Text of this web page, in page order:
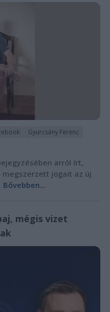
Gyurcsány Ferenc
arról írt,
jogait az új
Bővebben...
mégis vizet